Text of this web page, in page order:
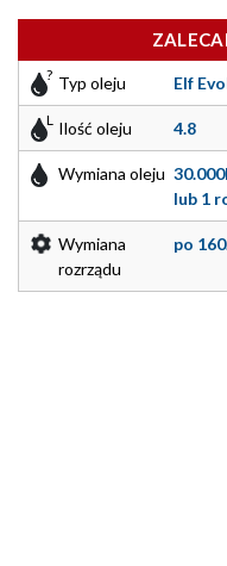
Typ oleju Elf
Ilość oleju 4.8
Wymiana oleju
lub 1
Wymiana
rozrządu
po